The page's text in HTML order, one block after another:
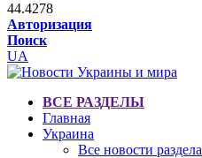
44.4278
Авторизация
Поиск
UA
ВСЕ РАЗДЕЛЫ
Главная
Украина
Все новости раздела